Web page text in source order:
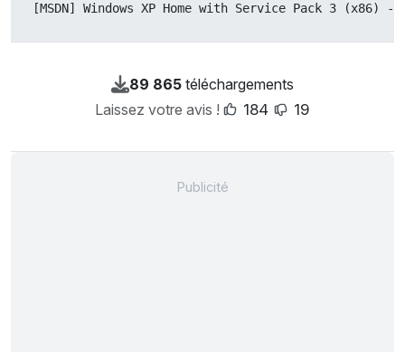
[MSDN] Windows XP Home with Service Pack 3 (x86) -
89 865 téléchargements
Laissez votre avis !
184 19